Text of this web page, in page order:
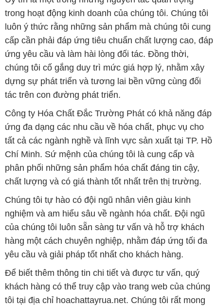
chúng tôi cố gắng duy trì mức giá hợp lý, nhằm xây
dựng sự phát triển và tương lai bền vững cùng đối
tác trên con đường phát triển.
Công ty Hóa Chất Đắc Trường Phát có khả năng đáp
ứng đa dạng các nhu cầu về hóa chất, phục vụ cho
tất cả các ngành nghề và lĩnh vực sản xuất tại TP. Hồ
Chí Minh. Sứ mệnh của chúng tôi là cung cấp và
phân phối những sản phẩm hóa chất đáng tin cậy,
chất lượng và có giá thành tốt nhất trên thị trường.
Chúng tôi tự hào có đội ngũ nhân viên giàu kinh
nghiệm và am hiểu sâu về ngành hóa chất. Đội ngũ
của chúng tôi luôn sẵn sàng tư vấn và hỗ trợ khách
hàng một cách chuyên nghiệp, nhằm đáp ứng tối đa
yêu cầu và giải pháp tốt nhất cho khách hàng.
Để biết thêm thông tin chi tiết và được tư vấn, quý
khách hàng có thể truy cập vào trang web của chúng
tôi tại địa chỉ hoachattayrua.net. Chúng tôi rất mong
được phục vụ và xây dựng mối quan hệ lâu dài, hợp
tác cùng nhau phát triển.